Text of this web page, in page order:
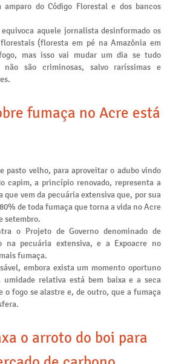
do Código Florestal e dos bancos
aquele jornalista desinformado os
(floresta em pé na Amazônia em
mas isso vai mudar um dia se tudo
são criminosas, salvo raríssimas e
fumaça no Acre está
pasto velho, para aproveitar o adubo vindo
capim, a princípio renovado, representa a
que vem da pecuária extensiva que, por sua
de toda fumaça que torna a vida no Acre
setembro.
o Projeto de Governo denominado de
na pecuária extensiva, e a Expoacre no
fumaça.
embora exista um momento oportuno
umidade relativa está bem baixa e a seca
fogo se alastre e, de outro, que a fumaça
o arroto do boi para